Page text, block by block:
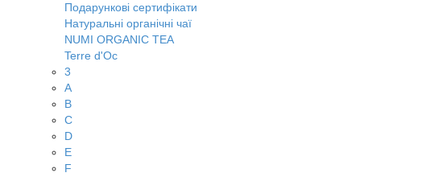
Подарункові сертифікати
Натуральні органічні чаї
NUMI ORGANIC TEA
Terre d'Oc
3
A
B
C
D
E
F